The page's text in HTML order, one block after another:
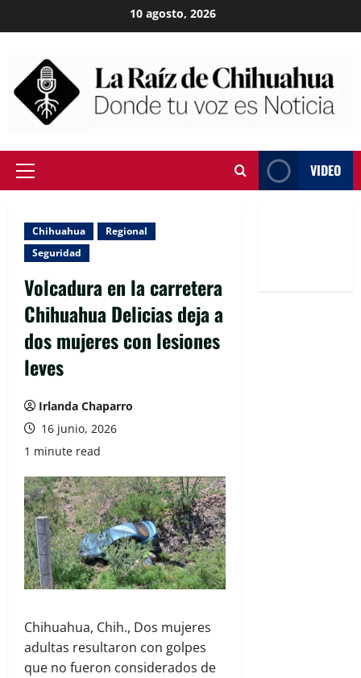
to
10 agosto, 2026
Primary
VIDEO
Chihuahua
Regional
Seguridad
Volcadura en la carretera
Chihuahua Delicias deja a
dos mujeres con lesiones
leves
Irlanda Chaparro
16 junio, 2026
1 minute read
Chihuahua, Chih., Dos mujeres
adultas resultaron con golpes
que no fueron considerados de